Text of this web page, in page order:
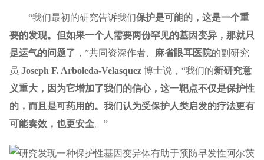
“我们最初的研究告诉我们保护是可能的，这是一个重
要的发现。但如果一个人需要两份罕见的基因变异，那就只
是运气的问题了 ，”共同资深作者、 麻省眼耳医院的副研究
员 Joseph F. Arboleda-Velasquez博士说，“我们的新研究意
义重大，因为它增加了我们的信心，这一靶点不仅是保护性
的，而且是可药用的。我们认为受保护人类启发的疗法更有
可能奏效，也更安全。”